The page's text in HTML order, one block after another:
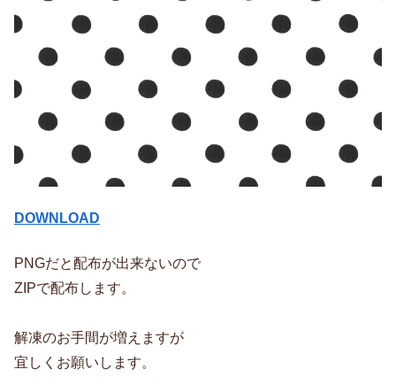
DOWNLOAD
PNGだと配布が出来ないので
ZIPで配布します。
解凍のお手間が増えますが
宜しくお願いします。